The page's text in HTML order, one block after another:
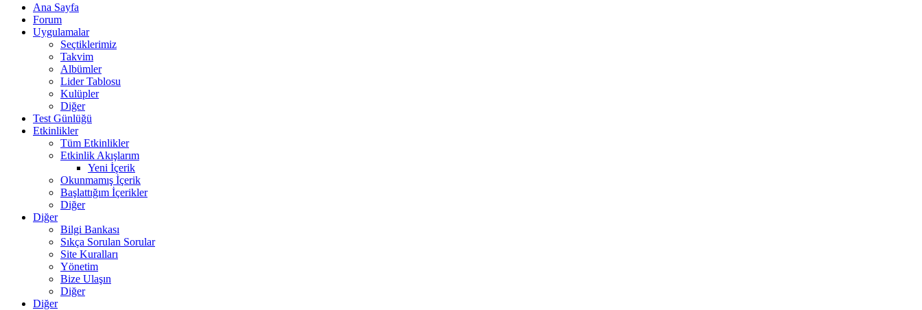
Ana Sayfa
Forum
Uygulamalar
Seçtiklerimiz
Takvim
Albümler
Lider Tablosu
Kulüpler
Diğer
Test Günlüğü
Etkinlikler
Tüm Etkinlikler
Etkinlik Akışlarım
Yeni İçerik
Okunmamış İçerik
Başlattığım İçerikler
Diğer
Diğer
Bilgi Bankası
Sıkça Sorulan Sorular
Site Kuralları
Yönetim
Bize Ulaşın
Diğer
Diğer